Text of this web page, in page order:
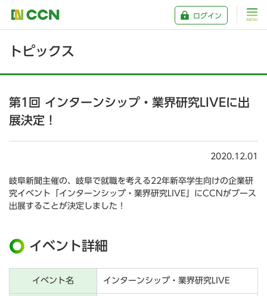
ログイン
トピックス
第1回 インターンシップ・業界研究LIVEに出
展決定！
2020.12.01
岐阜新聞主催の、岐阜で就職を考える22年新卒学生向けの企業研
究イベント「インターンシップ・業界研究LIVE」にCCNがブース
出展することが決定しました！
イベント詳細
イベント名 インターンシップ・業界研究LIVE